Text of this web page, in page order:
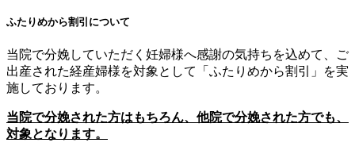
ふたりめから割引について
当院で分娩していただく妊婦様へ感謝の気持ちを込めて、ご
出産された経産婦様を対象として「ふたりめから割引」を実
施しております。
当院で分娩された方はもちろん、他院で分娩された方でも、
対象となります。